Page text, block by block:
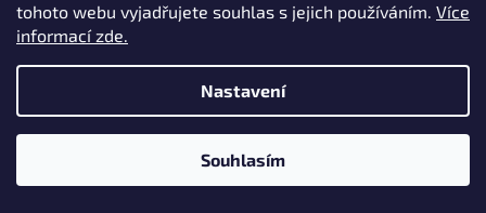
tohoto webu vyjadřujete souhlas s jejich používáním. Více
informací zde.
Nastavení
Souhlasím
Novinka